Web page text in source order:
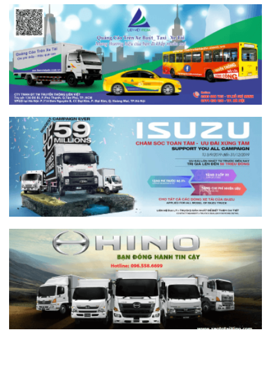
So sánh xe tải SRM T35 và SRM T50: Nên
nâng tải hay tiết kiệm?
Xem chi tiết >>
So sánh xe tải SRM T35 và SRM K990:
Khác biệt gì và chọn sao cho đúng?
Xem chi tiết >>
So sánh xe tải SRM T35 và Tera 100s:
Nên chọn dòng nào?
Xem chi tiết >>
Nên mua xe tải SRM T30 vs Suzuki Carry
Pro? So sánh chi tiết
Xem chi tiết >>
Nên mua xe tải SRM T30 hay Tera 100?
Tìm hiểu chi tiết